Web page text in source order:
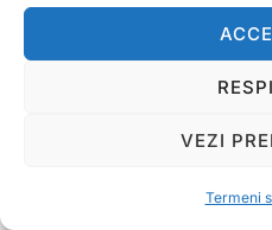
VEZI
Termeni
Inspiro Theme